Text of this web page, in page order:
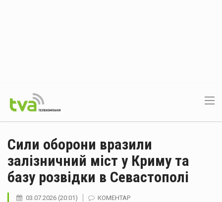
Сили оборони вразили
залізничний міст у Криму та
базу розвідки в Севастополі
03.07.2026 (20:01) КОМЕНТАР